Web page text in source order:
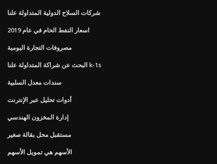
شركات السلاح الدولية المتداولة علنا
اسعار النفط الخام في عام 2019
مصروفات التجارة اليومية
البحث عن شراكة المتداولة علنا ​​k-1s
سندات معدل السلبية
أدوات تحليل عبر الإنترنت
إدارة المخزون الهندسي
مستقبل محل بقالة صغير
الأسهم هي تمويل الأسهم